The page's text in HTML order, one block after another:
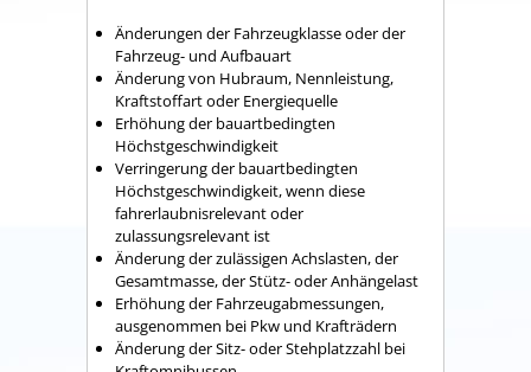
Änderungen der Fahrzeugklasse oder der
Fahrzeug- und Aufbauart
Änderung von Hubraum, Nennleistung,
Kraftstoffart oder Energiequelle
Erhöhung der bauartbedingten
Höchstgeschwindigkeit
Verringerung der bauartbedingten
Höchstgeschwindigkeit, wenn diese
fahrerlaubnisrelevant oder
zulassungsrelevant ist
Änderung der zulässigen Achslasten, der
Gesamtmasse, der Stütz- oder Anhängelast
Erhöhung der Fahrzeugabmessungen,
ausgenommen bei Pkw und Krafträdern
Änderung der Sitz- oder Stehplatzzahl bei